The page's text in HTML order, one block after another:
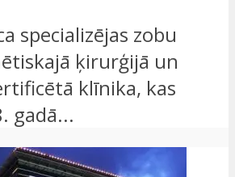
specializējas zobu
ķirurģijā un
klīnika, kas
gadā...